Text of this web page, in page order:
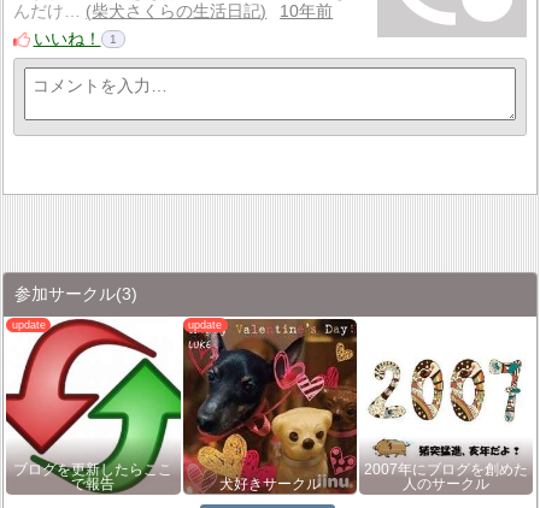
んだけ…
柴犬さくらの生活日記
10年前
いいね！
1
参加サークル(3)
ブログを更新したらここ
で報告
犬好きサークル
2007年にブログを創めた
人のサークル